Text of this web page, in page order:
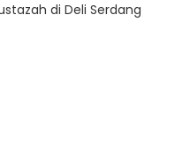
di Deli Serdang